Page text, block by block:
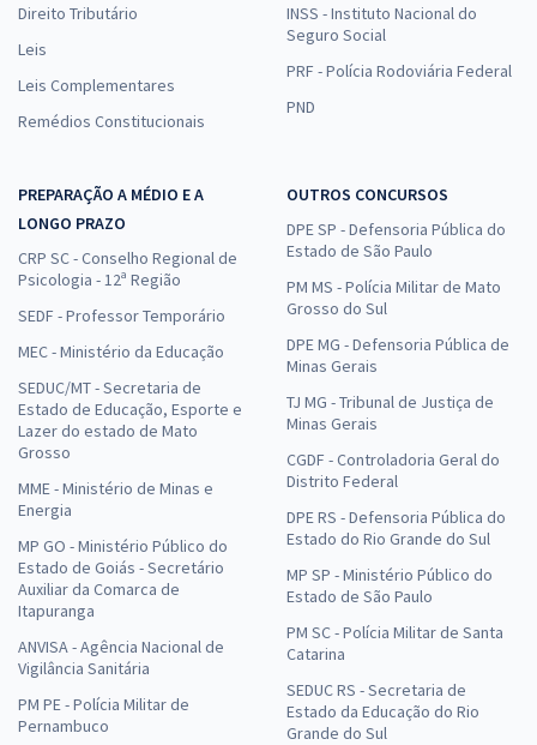
Direito Tributário
Leis
Leis Complementares
Remédios Constitucionais
INSS - Instituto Nacional do
Seguro Social
PRF - Polícia Rodoviária Federal
PND
PREPARAÇÃO A MÉDIO E A
LONGO PRAZO
CRP SC - Conselho Regional de
Psicologia - 12ª Região
SEDF - Professor Temporário
MEC - Ministério da Educação
SEDUC/MT - Secretaria de
Estado de Educação, Esporte e
Lazer do estado de Mato
Grosso
MME - Ministério de Minas e
Energia
MP GO - Ministério Público do
Estado de Goiás - Secretário
Auxiliar da Comarca de
Itapuranga
ANVISA - Agência Nacional de
Vigilância Sanitária
PM PE - Polícia Militar de
Pernambuco
OUTROS CONCURSOS
DPE SP - Defensoria Pública do
Estado de São Paulo
PM MS - Polícia Militar de Mato
Grosso do Sul
DPE MG - Defensoria Pública de
Minas Gerais
TJ MG - Tribunal de Justiça de
Minas Gerais
CGDF - Controladoria Geral do
Distrito Federal
DPE RS - Defensoria Pública do
Estado do Rio Grande do Sul
MP SP - Ministério Público do
Estado de São Paulo
PM SC - Polícia Militar de Santa
Catarina
SEDUC RS - Secretaria de
Estado da Educação do Rio
Grande do Sul